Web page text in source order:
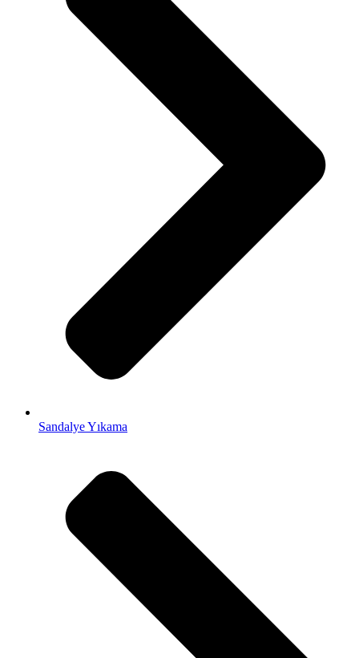
Sandalye Yıkama